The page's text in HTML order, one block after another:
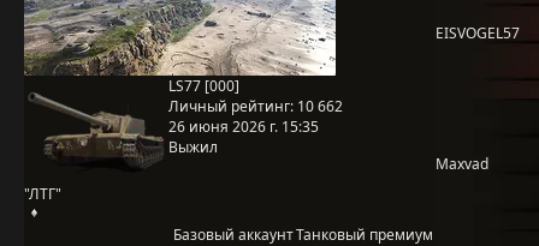
"ЛТГ"
LS77 [000]
Личный рейтинг: 10 662
26 июня 2026 г. 15:35
Выжил
Базовый аккаунтТанковый премиум
EISVOGEL57
Maxvad